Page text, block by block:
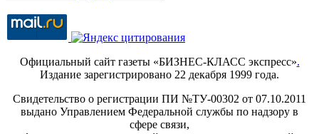
Официальный сайт газеты «БИЗНЕС-КЛАСС экспресс».
Издание зарегистрировано 22 декабря 1999 года.
Свидетельство о регистрации ПИ №ТУ-00302 от 07.10.2011
выдано Управлением Федеральной службы по надзору в
сфере связи,